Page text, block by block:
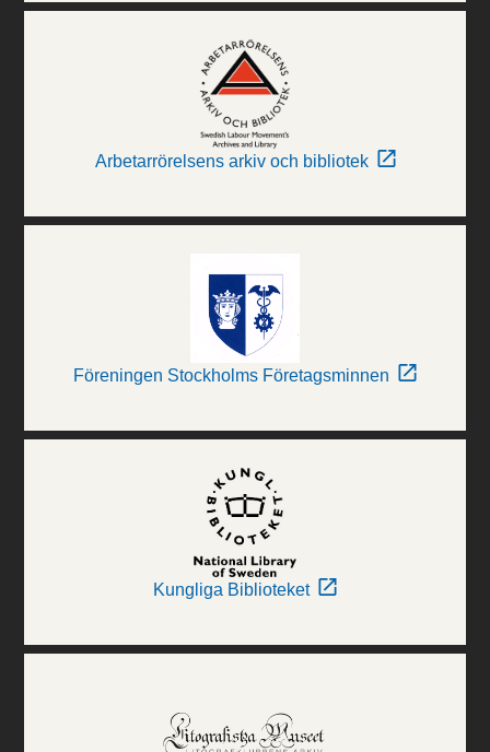
Arbetarrörelsens arkiv och bibliotek
Föreningen Stockholms Företagsminnen
Kungliga Biblioteket